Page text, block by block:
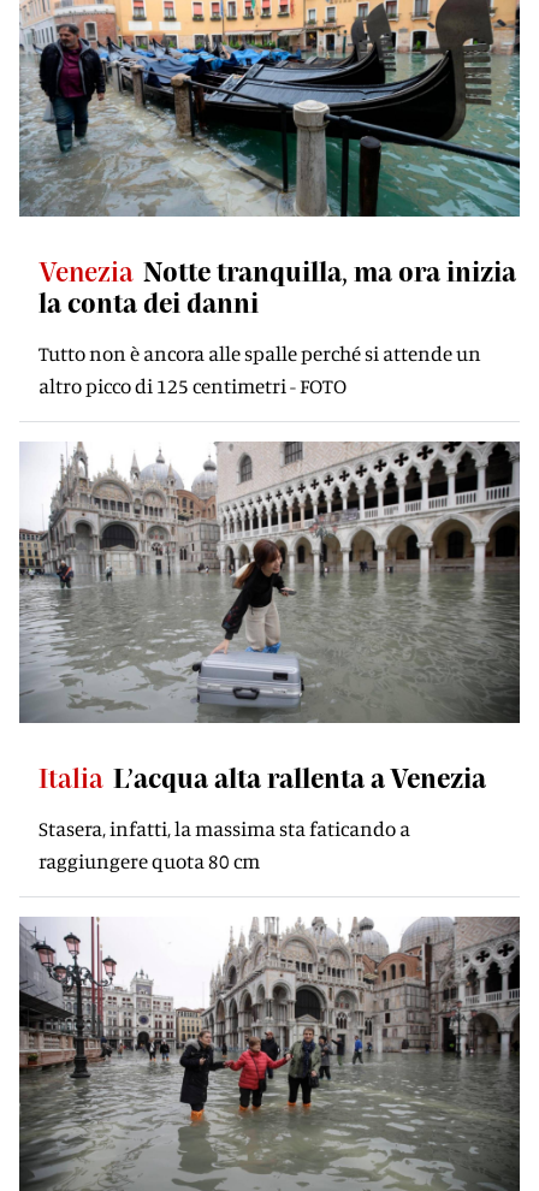
Venezia Notte tranquilla, ma ora inizia
la conta dei danni
Tutto non è ancora alle spalle perché si attende un
altro picco di 125 centimetri - FOTO
Italia L’acqua alta rallenta a Venezia
Stasera, infatti, la massima sta faticando a
raggiungere quota 80 cm